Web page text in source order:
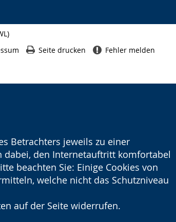
Betrachters jeweils zu einer
dabei, den Internetauftritt komfortabel
beachten Sie: Einige Cookies von
welche nicht das Schutzniveau
auf der Seite widerrufen.
Seite drucken Fehler melden